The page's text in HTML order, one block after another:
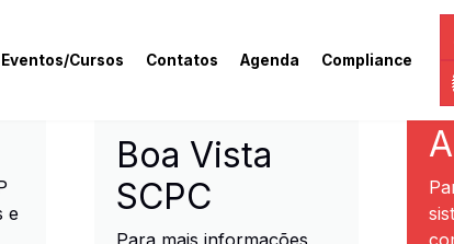
Eventos/Cursos Contatos Agenda Compliance
de
e
Boa Vista
SCPC
Para mais informações